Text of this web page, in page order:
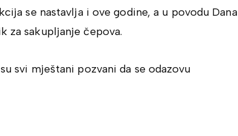
se nastavlja i ove godine, a u povodu Dana
za sakupljanje čepova.
svi mještani pozvani da se odazovu